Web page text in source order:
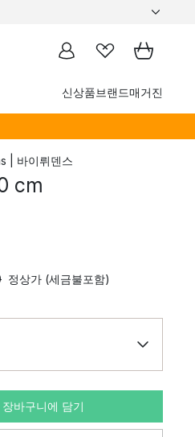
신상품브랜드매거진
| 바이뤼덴스
cm
정상가 (세금불포함)
장바구니에 담기